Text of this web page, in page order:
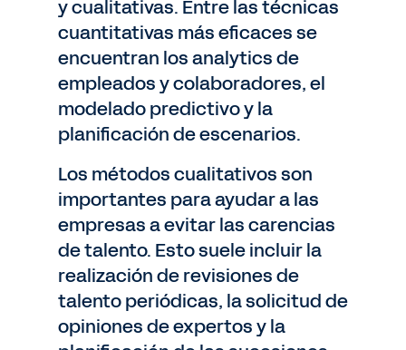
y cualitativas. Entre las técnicas
cuantitativas más eficaces se
encuentran los analytics de
empleados y colaboradores, el
modelado predictivo y la
planificación de escenarios.
Los métodos cualitativos son
importantes para ayudar a las
empresas a evitar las carencias
de talento. Esto suele incluir la
realización de revisiones de
talento periódicas, la solicitud de
opiniones de expertos y la